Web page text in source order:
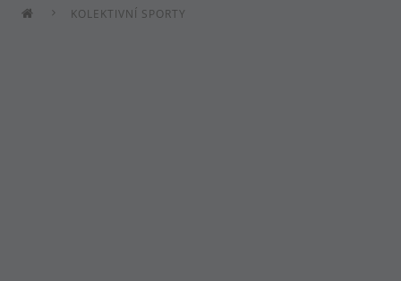
KOLEKTIVNÍ SPORTY